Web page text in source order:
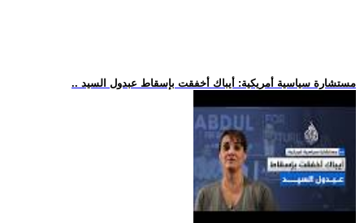
.. مستشارة سياسية أمريكية: أيباك أخفقت بإسقاط عبدول السيد